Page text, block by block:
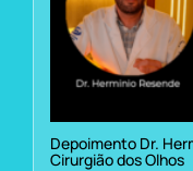
Depoimento Dr.
Cirurgião dos Olhos